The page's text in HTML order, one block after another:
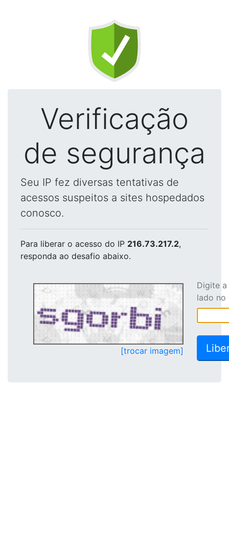
Verificação
de segurança
Seu IP fez diversas tentativas de
acessos suspeitos a sites hospedados
conosco.
Para liberar o acesso do IP 216.73.217.2,
responda ao desafio abaixo.
[trocar imagem]
Digite
lado no